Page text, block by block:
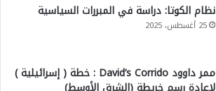
نظام الكوتا: دراسة في المبررات السياسية
25 أغسطس، 2025
ممر داوود David’s Corrido : خطة ( إسرائيلية )